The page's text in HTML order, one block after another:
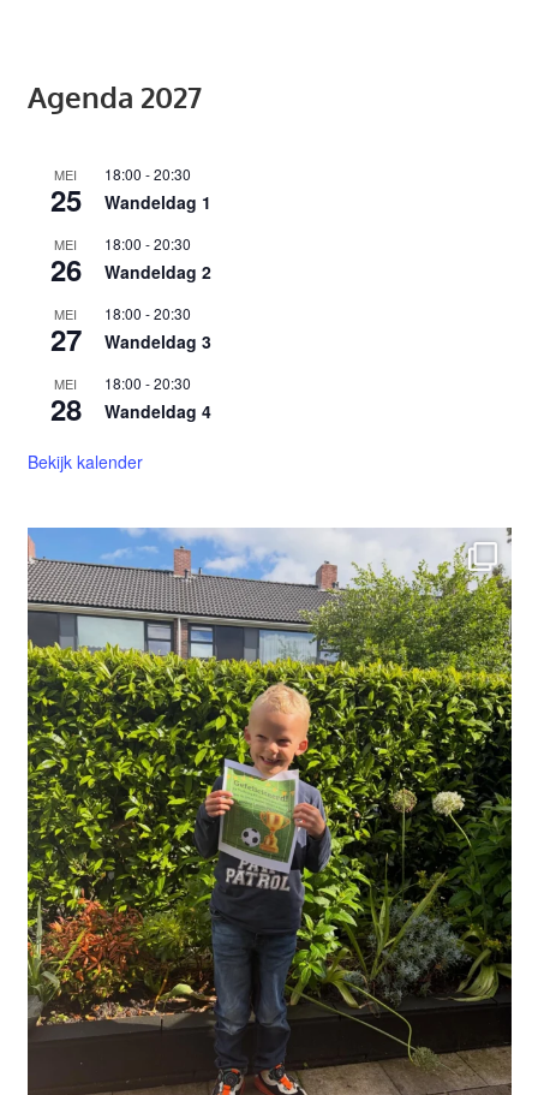
Agenda 2027
MEI
25
18:00 -20:30
Wandeldag 1
MEI
26
18:00 -20:30
Wandeldag 2
MEI
27
18:00 -20:30
Wandeldag 3
MEI
28
18:00 -20:30
Wandeldag 4
Bekijk kalender